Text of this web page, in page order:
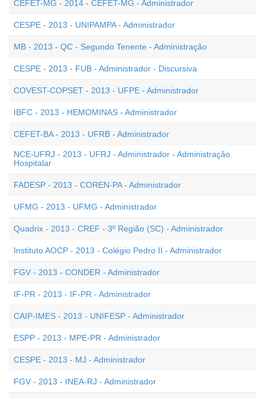
CEFET-MG - 2014 - CEFET-MG - Administrador
CESPE - 2013 - UNIPAMPA - Administrador
MB - 2013 - QC - Segundo Tenente - Administração
CESPE - 2013 - FUB - Administrador - Discursiva
COVEST-COPSET - 2013 - UFPE - Administrador
IBFC - 2013 - HEMOMINAS - Administrador
CEFET-BA - 2013 - UFRB - Administrador
NCE-UFRJ - 2013 - UFRJ - Administrador - Administração
Hospitalar
FADESP - 2013 - COREN-PA - Administrador
UFMG - 2013 - UFMG - Administrador
Quadrix - 2013 - CREF - 3º Região (SC) - Administrador
Instituto AOCP - 2013 - Colégio Pedro II - Administrador
FGV - 2013 - CONDER - Administrador
IF-PR - 2013 - IF-PR - Administrador
CAIP-IMES - 2013 - UNIFESP - Administrador
ESPP - 2013 - MPE-PR - Administrador
CESPE - 2013 - MJ - Administrador
FGV - 2013 - INEA-RJ - Administrador